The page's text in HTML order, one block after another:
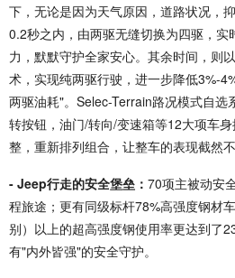
下，无论是因为天气原因，道路状况，
0.2秒之内，由两驱无缝切换为四驱，实
力，默默守护全家安心。其余时间，则
术，实现纯两驱行驶，进一步降低3%-
两驱油耗"。Selec-Terrain路况模式自选
转按钮，油门/转向/变速箱等12大项车
整，重新排列组合，让整车的表现截然
- Jeep行走的安全堡垒： 70项主被动安
程旅途；更有同级标杆78%高强度钢材
别）以上的超高强度钢使用率更达到了
有"内外皆强"的安全守护。